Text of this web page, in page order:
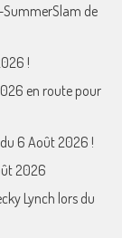
SummerSlam de
!
en route pour
6 Août 2026 !
2026
Lynch lors du